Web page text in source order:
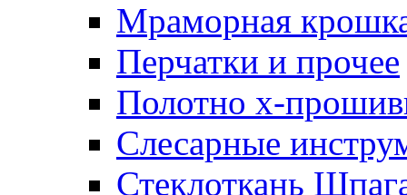
Мраморная
Перчатки и прочее
Полотно х-
Слесарные
Стеклоткань